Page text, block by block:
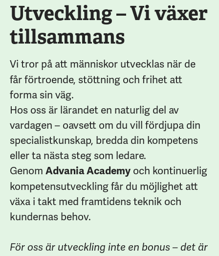
Utveckling – Vi växer
tillsammans
Vi tror på att människor utvecklas när de
får förtroende, stöttning och frihet att
forma sin väg.
Hos oss är lärandet en naturlig del av
vardagen – oavsett om du vill fördjupa din
specialistkunskap, bredda din kompetens
eller ta nästa steg som ledare.
Genom Advania Academy och kontinuerlig
kompetensutveckling får du möjlighet att
växa i takt med framtidens teknik och
kundernas behov.
För oss är utveckling inte en bonus – det är